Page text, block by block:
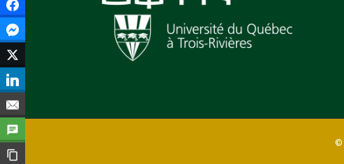
©
Facebook Messenger